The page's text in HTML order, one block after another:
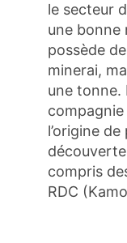
le secteur
une bonne
possède
minerai,
une tonne.
l’origine
compris
RDC